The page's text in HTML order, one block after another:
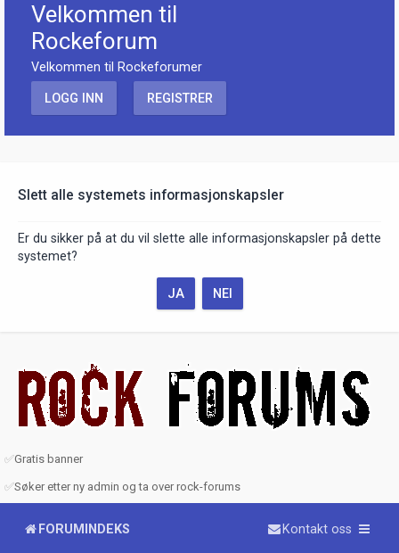
Velkommen til
Rockeforum
Velkommen til Rockeforumer
LOGG INN REGISTRER
Slett alle systemets informasjonskapsler
Er du sikker på at du vil slette alle informasjonskapsler på dette
systemet?
✅Gratis banner
✅Søker etter ny admin og ta over rock-forums
FORUMINDEKS Kontakt oss